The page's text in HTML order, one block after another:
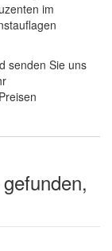
im
senden Sie uns